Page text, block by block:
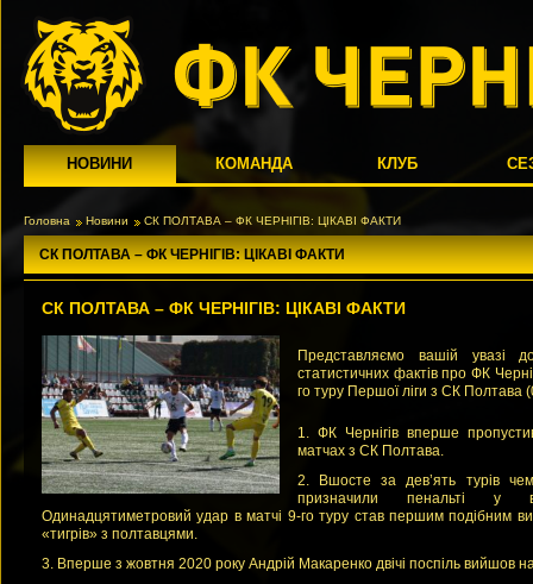
НОВИНИ КОМАНДА КЛУБ
Головна Новини СК ПОЛТАВА – ФК ЧЕРНІГІВ: ЦІКАВІ ФАКТИ
СК ПОЛТАВА – ФК ЧЕРНІГІВ: ЦІКАВІ ФАКТИ
СК ПОЛТАВА – ФК ЧЕРНІГІВ: ЦІКАВІ ФАКТИ
Представляємо вашій увазі
статистичних фактів про ФК
го туру Першої ліги з СК Полтава
1. ФК Чернігів вперше
матчах з СК Полтава.
2. Вшосте за дев’ять турів
призначили пенальті у
Одинадцятиметровий удар в матчі 9-го туру став першим подібним
«тигрів» з полтавцями.
3. Вперше з жовтня 2020 року Андрій Макаренко двічі поспіль вийшов